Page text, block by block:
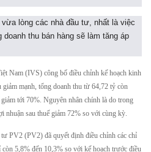
lòng các nhà đầu tư, nhất là việc
thu bán hàng sẽ làm tăng áp
Nam (IVS) công bố điều chỉnh kế hoạch kinh
mạnh, tổng doanh thu từ 64,72 tỷ còn
tới 70%. Nguyên nhân chính là do trong
sau thuế giảm 72% so với cùng kỳ.
PV2 (PV2) đã quyết định điều chỉnh các chỉ
5,8% đến 10,3% so với kế hoạch trước điều